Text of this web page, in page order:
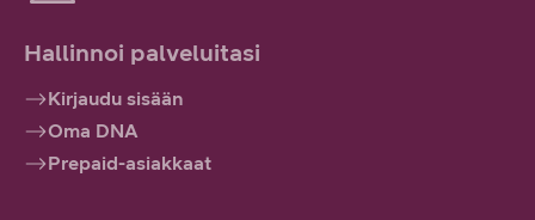
Hallinnoi palveluitasi
Kirjaudu sisään
Oma DNA
Prepaid-asiakkaat